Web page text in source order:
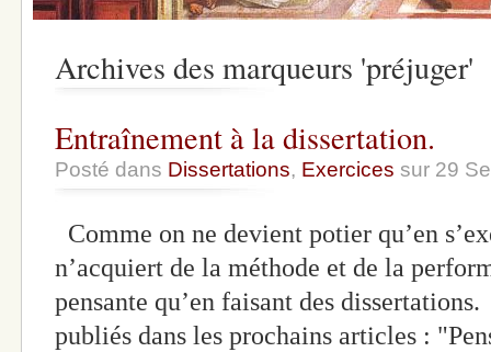
Archives des marqueurs 'préjuger'
Entraînement à la dissertation.
Posté dans Dissertations, Exercices sur 29
Comme on ne devient potier qu’en
n’acquiert de la méthode et de la
pensante qu’en faisant des
publiés dans les prochains articles :